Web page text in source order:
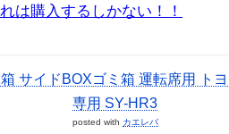
は購入するしかない！！
サイドBOXゴミ箱 運転席用 ト
専用 SY-HR3
posted with カエレバ